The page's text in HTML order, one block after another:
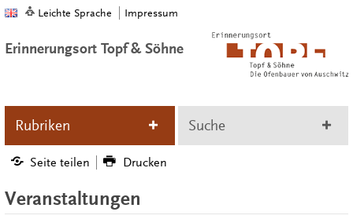
Leichte Sprache Impressum
Erinnerungsort Topf & Söhne
Rubriken Suche
Seite teilen Drucken
Veranstaltungen